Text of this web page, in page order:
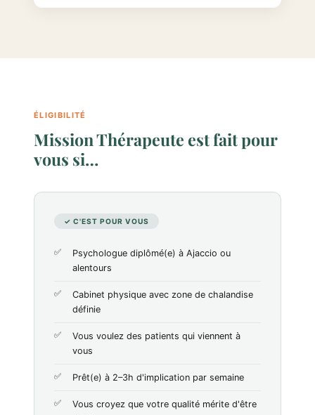
ÉLIGIBILITÉ
Mission Thérapeute est fait pour
vous si…
✓ C'EST POUR VOUS
Psychologue diplômé(e) à Ajaccio ou
alentours
Cabinet physique avec zone de chalandise
définie
Vous voulez des patients qui viennent à
vous
Prêt(e) à 2–3h d'implication par semaine
Vous croyez que votre qualité mérite d'être